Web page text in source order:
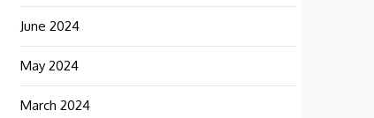
June 2024
May 2024
March 2024